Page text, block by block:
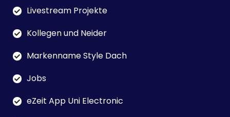
Livestream Projekte
Kollegen und Neider
Markenname Style Dach
Jobs
eZeit App Uni Electronic